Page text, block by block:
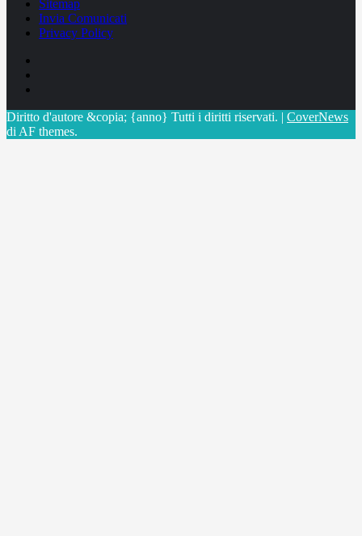
Sitemap
Invia Comunicati
Privacy Policy
Diritto d'autore &copia; {anno} Tutti i diritti riservati. | CoverNews
di AF themes.